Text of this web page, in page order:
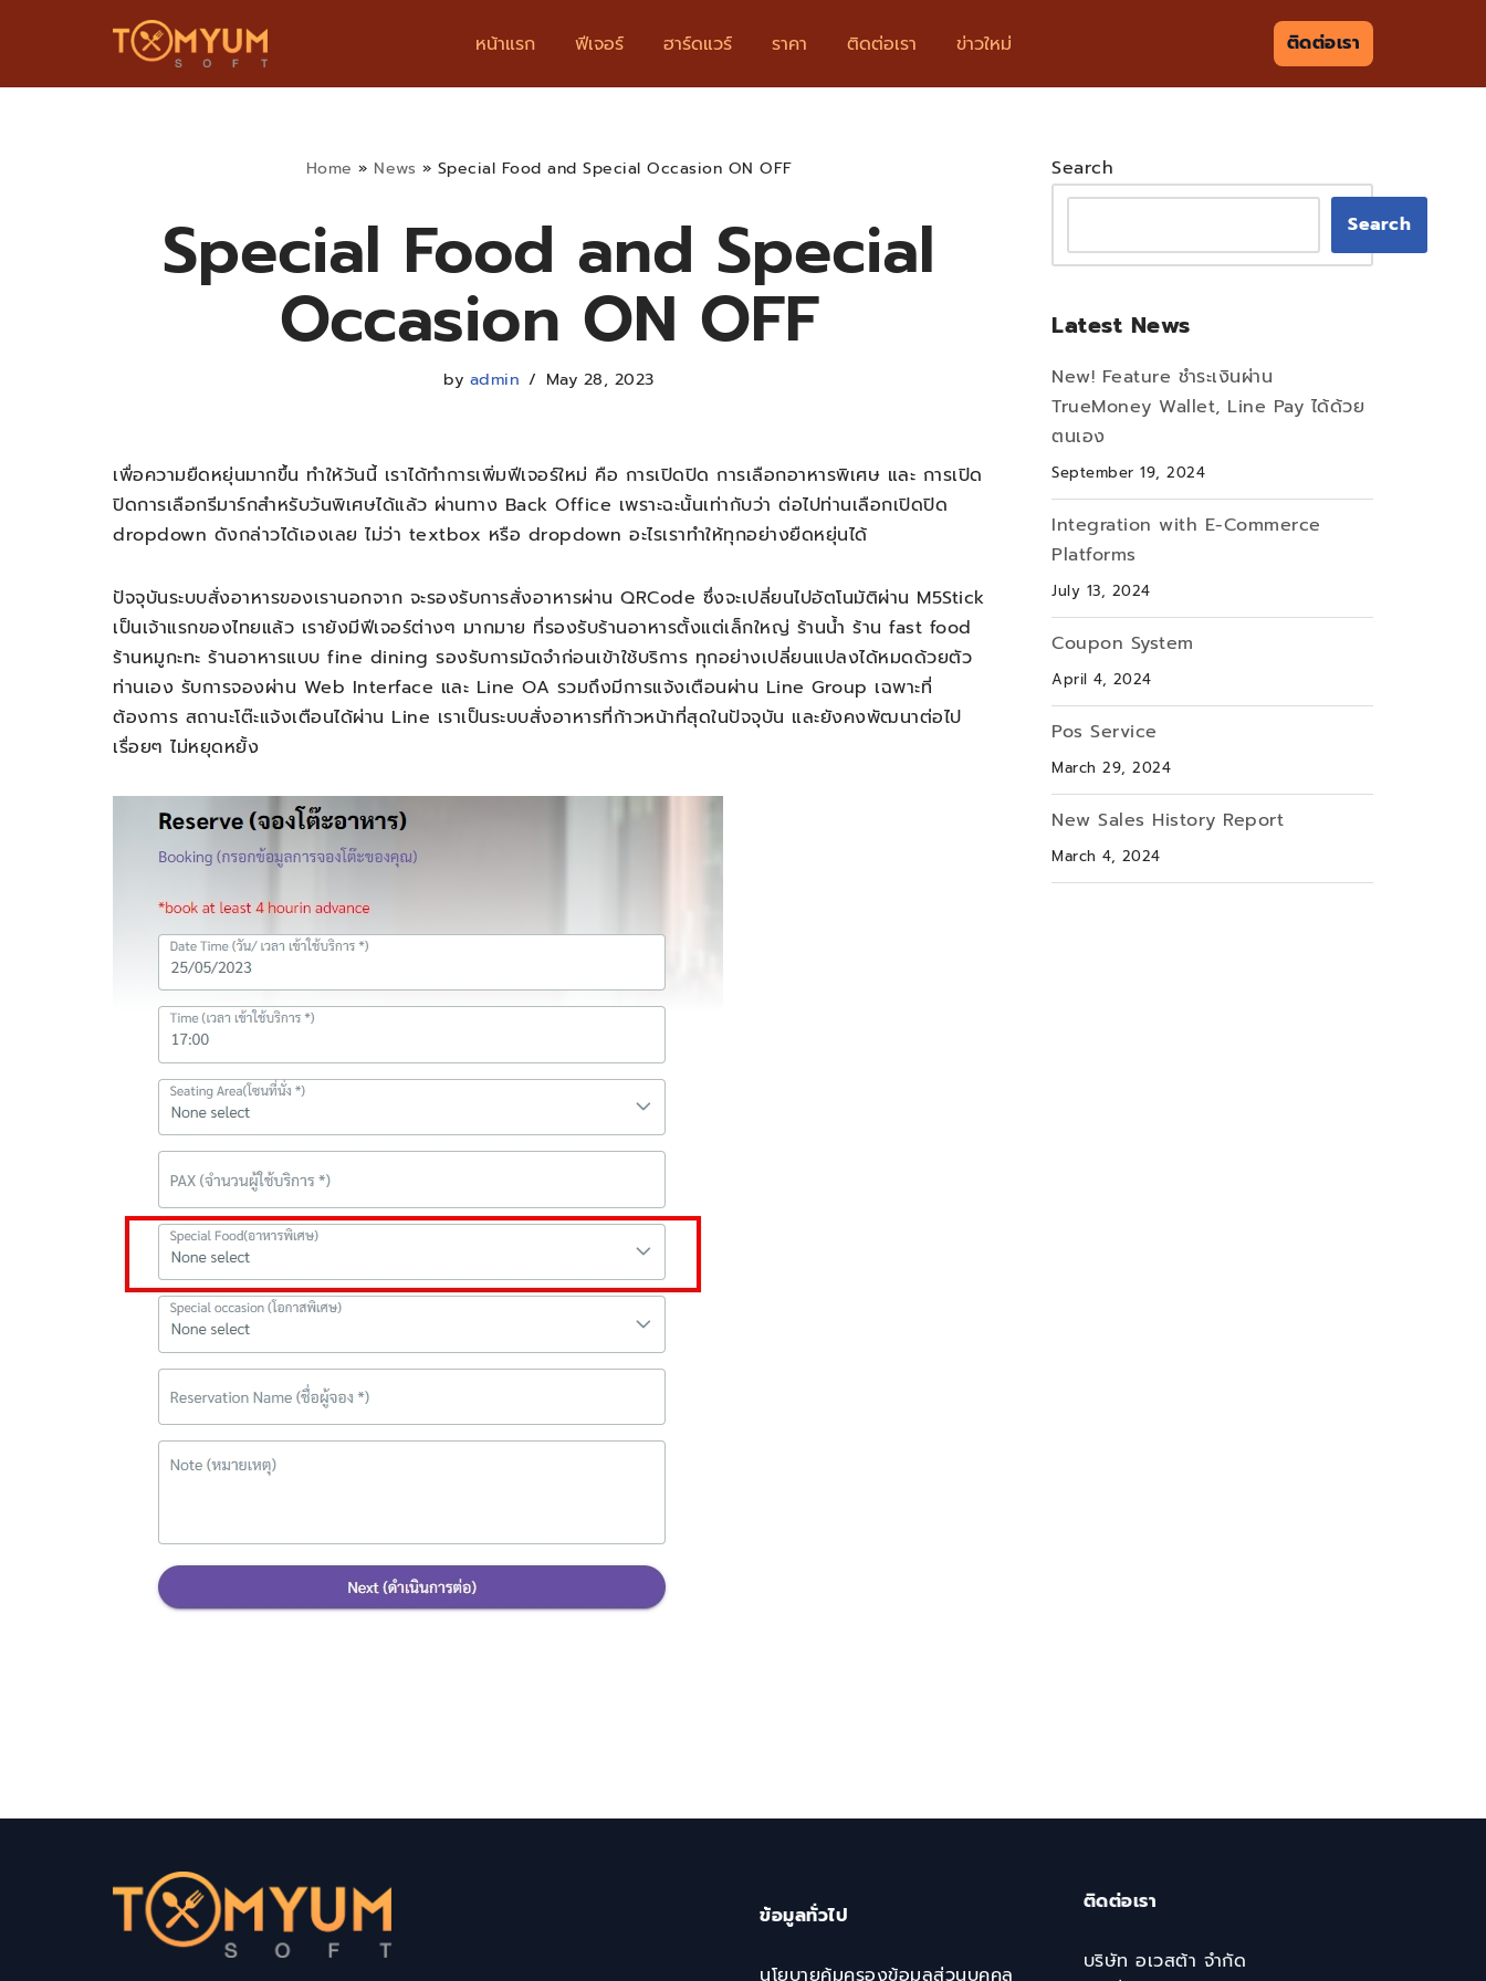
to
หน้าแรก ฟีเจอร์ ฮาร์ดแวร์ ราคา ติดต่อเรา ข่าวใหม่ ติดต่อเรา
Home » News » Special Food and Special Occasion ON OFF
Special Food and Special
Occasion ON OFF
by admin May 28, 2023
เพื่อความยืดหยุ่นมากขึ้น ทำให้วันนี้ เราได้ทำการเพิ่มฟีเจอร์ใหม่ คือ การเปิดปิด การเลือกอาหารพิเศษ และ การเปิด
ปิดการเลือกรีมาร์กสำหรับวันพิเศษได้แล้ว ผ่านทาง Back Office เพราะฉะนั้นเท่ากับว่า ต่อไปท่านเลือกเปิดปิด
dropdown ดังกล่าวได้เองเลย ไม่ว่า textbox หรือ dropdown อะไรเราทำให้ทุกอย่างยืดหยุ่นได้
ปัจจุบันระบบสั่งอาหารของเรานอกจาก จะรองรับการสั่งอาหารผ่าน QRCode ซึ่งจะเปลี่ยนไปอัตโนมัติผ่าน M5Stick
เป็นเจ้าแรกของไทยแล้ว เรายังมีฟีเจอร์ต่างๆ มากมาย ที่รองรับร้านอาหารตั้งแต่เล็กใหญ่ ร้านน้ำ ร้าน fast food
ร้านหมูกะทะ ร้านอาหารแบบ fine dining รองรับการมัดจำก่อนเข้าใช้บริการ ทุกอย่างเปลี่ยนแปลงได้หมดด้วยตัว
ท่านเอง รับการจองผ่าน Web Interface และ Line OA รวมถึงมีการแจ้งเตือนผ่าน Line Group เฉพาะที่
ต้องการ สถานะโต๊ะแจ้งเตือนได้ผ่าน Line เราเป็นระบบสั่งอาหารที่ก้าวหน้าที่สุดในปัจจุบัน และยังคงพัฒนาต่อไป
เรื่อยๆ ไม่หยุดหยั้ง
Search
Search
Latest News
New! Feature ชำระเงินผ่าน
TrueMoney Wallet, Line Pay ได้ด้วย
ตนเอง
September 19, 2024
Integration with E-Commerce
Platforms
July 13, 2024
Coupon System
April 4, 2024
Pos Service
March 29, 2024
New Sales History Report
March 4, 2024
ข้อมูลทั่วไป
นโยบายคุ้มครองข้อมูลส่วนบุคคล
ติดต่อเรา
บริษัท อเวสต้า จำกัด